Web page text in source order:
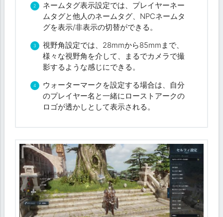
ネームタグ表示設定では、プレイヤーネー
ムタグと他人のネームタグ、NPCネームタ
グを表示/非表示の切替ができる。
視野角設定では、28mmから85mmまで、
様々な視野角を介して、まるでカメラで撮
影するような感じにできる。
ウォーターマークを設定する場合は、自分
のプレイヤー名と一緒にローストアークの
ロゴが透かしとして表示される。